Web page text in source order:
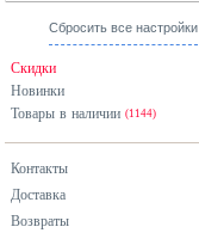
розовый
хаки
черный
Сбросить все настройки
Скидки
Новинки
Товары в наличии (1144)
Контакты
Доставка
Возвраты